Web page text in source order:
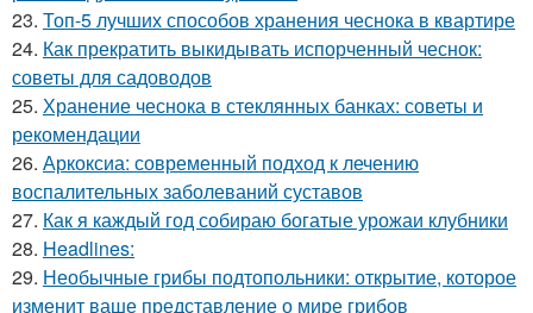
23. Топ-5 лучших способов хранения чеснока в квартире
24. Как прекратить выкидывать испорченный чеснок:
советы для садоводов
25. Хранение чеснока в стеклянных банках: советы и
рекомендации
26. Аркоксиа: современный подход к лечению
воспалительных заболеваний суставов
27. Как я каждый год собираю богатые урожаи клубники
28. Headlines:
29. Необычные грибы подтопольники: открытие, которое
изменит ваше представление о мире грибов